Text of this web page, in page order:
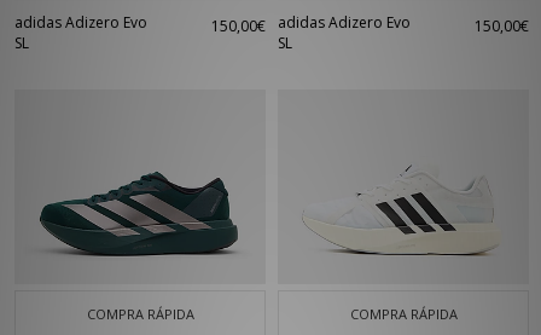
adidas Adizero Evo
SL
150,00€
adidas Adizero Evo
SL
150,00€
COMPRA RÁPIDA COMPRA RÁPIDA